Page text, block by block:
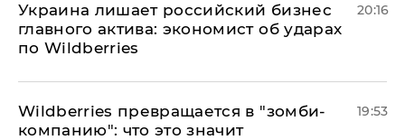
​Украина лишает российский бизнес
главного актива: экономист об ударах
по Wildberries
20:16
Wildberries превращается в "зомби-
компанию": что это значит
19:53